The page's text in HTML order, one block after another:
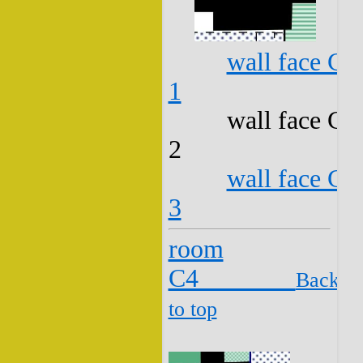
wall face
1
wall face
2
wall face
3
room
C4 Back
to top